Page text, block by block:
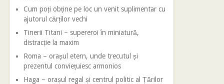
Cum poți obține pe loc un venit suplimentar cu
ajutorul cărților vechi
Tinerii Titani – supereroi în miniatură,
distracție la maxim
Roma – orașul etern, unde trecutul și
prezentul conviețuiesc armonios
Haga – orașul regal și centrul politic al Țărilor